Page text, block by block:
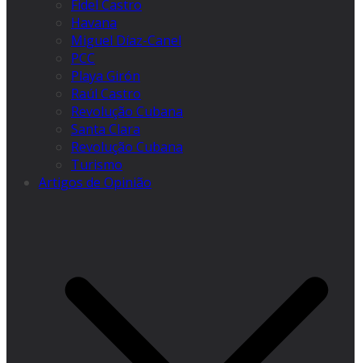
Fidel Castro
Havana
Miguel Díaz-Canel
PCC
Playa Girón
Raúl Castro
Revolução Cubana
Santa Clara
Revolução Cubana
Turismo
Artigos de Opinião